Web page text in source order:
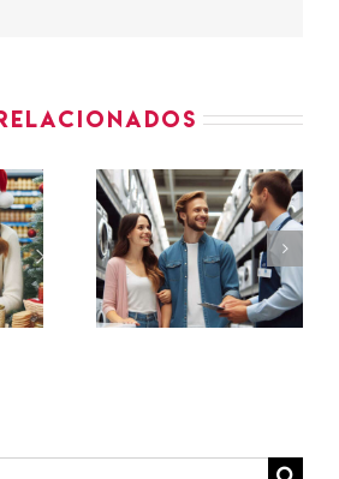
ASESOR-
VENDEDOR
de
en SECCIÓN
BODEGA